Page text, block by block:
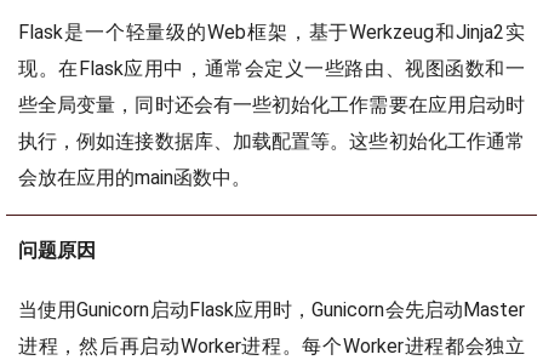
Flask是一个轻量级的Web框架，基于Werkzeug和Jinja2实
现。在Flask应用中，通常会定义一些路由、视图函数和一
些全局变量，同时还会有一些初始化工作需要在应用启动时
执行，例如连接数据库、加载配置等。这些初始化工作通常
会放在应用的main函数中。
问题原因
当使用Gunicorn启动Flask应用时，Gunicorn会先启动Master
进程，然后再启动Worker进程。每个Worker进程都会独立